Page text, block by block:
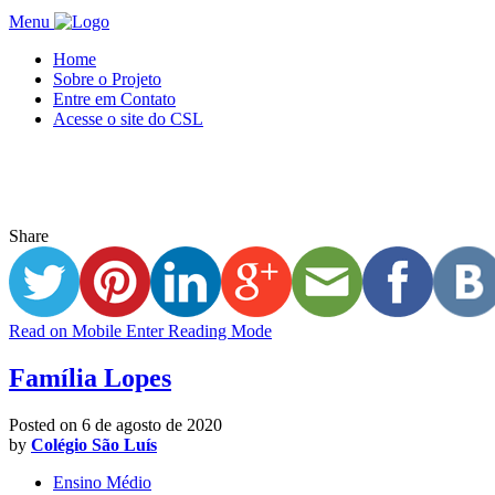
Menu
Home
Sobre o Projeto
Entre em Contato
Acesse o site do CSL
Share
Read on Mobile Enter Reading Mode
Família Lopes
Posted on 6 de agosto de 2020
by Colégio São Luís
Ensino Médio